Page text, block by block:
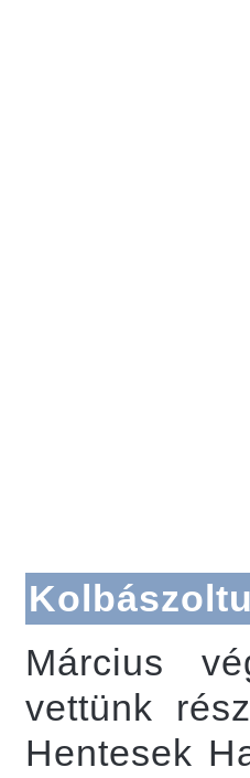
Március
vettünk
Hentesek